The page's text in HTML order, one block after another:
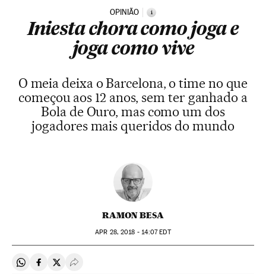
OPINIÃO i
Iniesta chora como joga e
joga como vive
O meia deixa o Barcelona, o time no que
começou aos 12 anos, sem ter ganhado a
Bola de Ouro, mas como um dos
jogadores mais queridos do mundo
RAMON BESA
APR 28, 2018 - 14:07EDT
Compartir en Whatsapp
Compartir en Facebook
Compartir en Twitter
Desplegar Redes Sociales